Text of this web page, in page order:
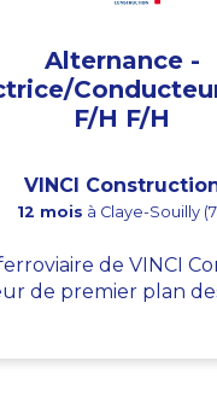
Alternance -
F/H F/H
VINCI
12 mois à Claye-Souilly
de VINCI
de premier plan